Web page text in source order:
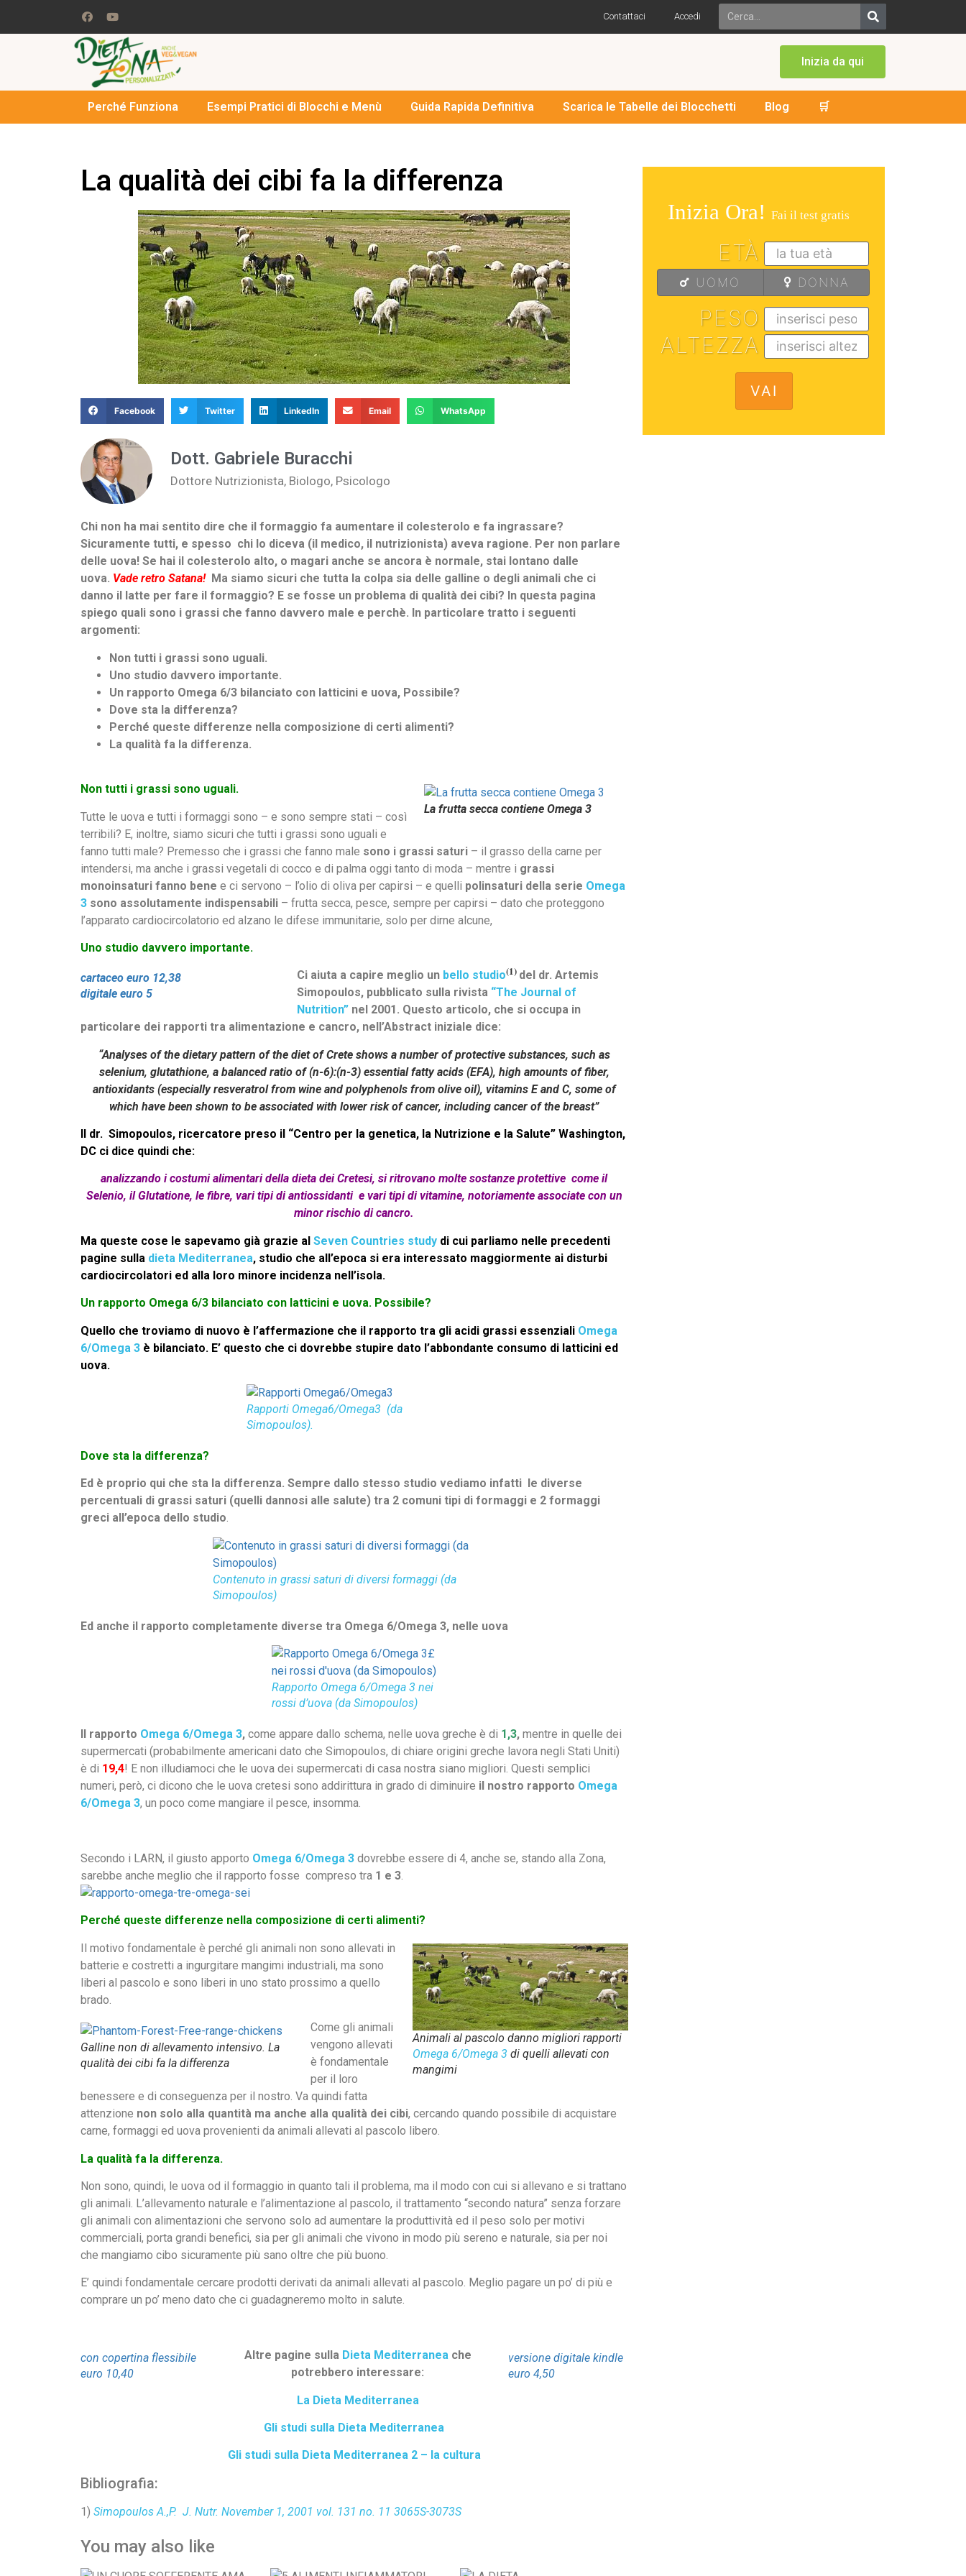
Contattaci Accedi
Inizia da qui
Perché Funziona Esempi Pratici di Blocchi e Menù Guida Rapida Definitiva Scarica le Tabelle dei Blocchetti Blog 🛒
La qualità dei cibi fa la differenza
Facebook Twitter LinkedIn Email WhatsApp
Dott. Gabriele Buracchi
Dottore Nutrizionista, Biologo, Psicologo
Chi non ha mai sentito dire che il formaggio fa aumentare il colesterolo e fa ingrassare?
Sicuramente tutti, e spesso chi lo diceva (il medico, il nutrizionista) aveva ragione. Per non parlare
delle uova! Se hai il colesterolo alto, o magari anche se ancora è normale, stai lontano dalle
uova. Vade retro Satana! Ma siamo sicuri che tutta la colpa sia delle galline o degli animali che ci
danno il latte per fare il formaggio? E se fosse un problema di qualità dei cibi? In questa pagina
spiego quali sono i grassi che fanno davvero male e perchè. In particolare tratto i seguenti
argomenti:
Non tutti i grassi sono uguali.
Uno studio davvero importante.
Un rapporto Omega 6/3 bilanciato con latticini e uova, Possibile?
Dove sta la differenza?
Perché queste differenze nella composizione di certi alimenti?
La qualità fa la differenza.
La frutta secca contiene Omega 3
Non tutti i grassi sono uguali.
Tutte le uova e tutti i formaggi sono – e sono sempre stati – così
terribili? E, inoltre, siamo sicuri che tutti i grassi sono uguali e
fanno tutti male? Premesso che i grassi che fanno male sono i grassi saturi – il grasso della carne per
intendersi, ma anche i grassi vegetali di cocco e di palma oggi tanto di moda – mentre i grassi
monoinsaturi fanno bene e ci servono – l’olio di oliva per capirsi – e quelli polinsaturi della serie Omega
3 sono assolutamente indispensabili – frutta secca, pesce, sempre per capirsi – dato che proteggono
l’apparato cardiocircolatorio ed alzano le difese immunitarie, solo per dirne alcune,
Uno studio davvero importante.
cartaceo euro 12,38
digitale euro 5
Ci aiuta a capire meglio un bello studio(1) del dr. Artemis
Simopoulos, pubblicato sulla rivista “The Journal of
Nutrition” nel 2001. Questo articolo, che si occupa in
particolare dei rapporti tra alimentazione e cancro, nell’Abstract iniziale dice:
“Analyses of the dietary pattern of the diet of Crete shows a number of protective substances, such as
selenium, glutathione, a balanced ratio of (n-6):(n-3) essential fatty acids (EFA), high amounts of fiber,
antioxidants (especially resveratrol from wine and polyphenols from olive oil), vitamins E and C, some of
which have been shown to be associated with lower risk of cancer, including cancer of the breast”
Il dr. Simopoulos, ricercatore preso il “Centro per la genetica, la Nutrizione e la Salute” Washington,
DC ci dice quindi che:
analizzando i costumi alimentari della dieta dei Cretesi, si ritrovano molte sostanze protettive come il
Selenio, il Glutatione, le fibre, vari tipi diantiossidanti e vari tipi di vitamine, notoriamente associate con un
minor rischio di cancro.
Ma queste cose le sapevamo già grazie al Seven Countries study di cui parliamo nelle precedenti
pagine sulla dieta Mediterranea, studio che all’epoca si era interessato maggiormente ai disturbi
cardiocircolatori ed alla loro minore incidenza nell’isola.
Un rapporto Omega 6/3 bilanciato con latticini e uova. Possibile?
Quello che troviamo di nuovo è l’affermazione che il rapporto tra gli acidi grassi essenziali Omega
6/Omega 3 è bilanciato. E’ questo che ci dovrebbe stupire dato l’abbondante consumo di latticini ed
uova.
Rapporti Omega6/Omega3 (da
Simopoulos).
Dove sta la differenza?
Ed è proprio qui che sta la differenza. Sempre dallo stesso studio vediamo infatti le diverse
percentuali di grassi saturi (quelli dannosi alle salute) tra 2 comuni tipi di formaggi e 2 formaggi
greci all’epoca dello studio.
Contenuto in grassi saturi di diversi formaggi (da
Simopoulos)
Ed anche il rapporto completamente diverse tra Omega 6/Omega 3, nelle uova
Rapporto Omega 6/Omega 3 nei
rossi d’uova (da Simopoulos)
Il rapporto Omega 6/Omega 3, come appare dallo schema, nelle uova greche è di 1,3, mentre in quelle dei
supermercati (probabilmente americani dato che Simopoulos, di chiare origini greche lavora negli Stati Uniti)
è di 19,4! E non illudiamoci che le uova dei supermercati di casa nostra siano migliori. Questi semplici
numeri, però, ci dicono che le uova cretesi sono addirittura in grado di diminuire il nostro rapporto Omega
6/Omega 3, un poco come mangiare il pesce, insomma.
Secondo i LARN, il giusto apporto Omega 6/Omega 3 dovrebbe essere di 4, anche se, stando alla Zona,
sarebbe anche meglio che il rapporto fosse compreso tra 1 e 3.
Perché queste differenze nella composizione di certi alimenti?
Animali al pascolo danno migliori rapporti
Omega 6/Omega 3 di quelli allevati con
mangimi
Il motivo fondamentale è perché gli animali non sono allevati in
batterie e costretti a ingurgitare mangimi industriali, ma sono
liberi al pascolo e sono liberi in uno stato prossimo a quello
brado.
Galline non di allevamento intensivo. La
qualità dei cibi fa la differenza
Come gli animali
vengono allevati
è fondamentale
per il loro
benessere e di conseguenza per il nostro. Va quindi fatta
attenzione non solo alla quantità ma anche alla qualità dei cibi, cercando quando possibile di acquistare
carne, formaggi ed uova provenienti da animali allevati al pascolo libero.
La qualità fa la differenza.
Non sono, quindi, le uova od il formaggio in quanto tali il problema, ma il modo con cui si allevano e si trattano
gli animali. L’allevamento naturale e l’alimentazione al pascolo, il trattamento “secondo natura” senza forzare
gli animali con alimentazioni che servono solo ad aumentare la produttività ed il peso solo per motivi
commerciali, porta grandi benefici, sia per gli animali che vivono in modo più sereno e naturale, sia per noi
che mangiamo cibo sicuramente più sano oltre che più buono.
E’ quindi fondamentale cercare prodotti derivati da animali allevati al pascolo. Meglio pagare un po’ di più e
comprare un po’ meno dato che ci guadagneremo molto in salute.
con copertina flessibile
euro 10,40
versione digitale kindle
euro 4,50
Altre pagine sulla Dieta Mediterranea che
potrebbero interessare:
La Dieta Mediterranea
Gli studi sulla Dieta Mediterranea
Gli studi sulla Dieta Mediterranea 2 – la cultura
Bibliografia:
1) Simopoulos A.,P. J. Nutr. November 1, 2001 vol. 131 no. 11 3065S-3073S
You may also like
Inizia Ora! Fai il test gratis
ETÀ
UOMO DONNA
PESO
ALTEZZA